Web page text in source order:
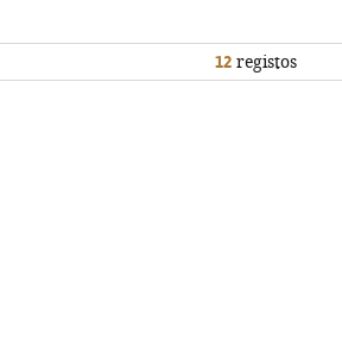
12registos